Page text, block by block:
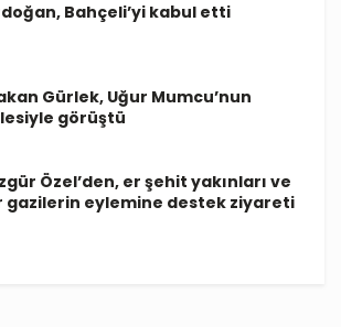
Bahçeli’yi kabul etti
Gürlek, Uğur Mumcu’nun
görüştü
Özel’den, er şehit yakınları ve
gazilerin eylemine destek ziyareti